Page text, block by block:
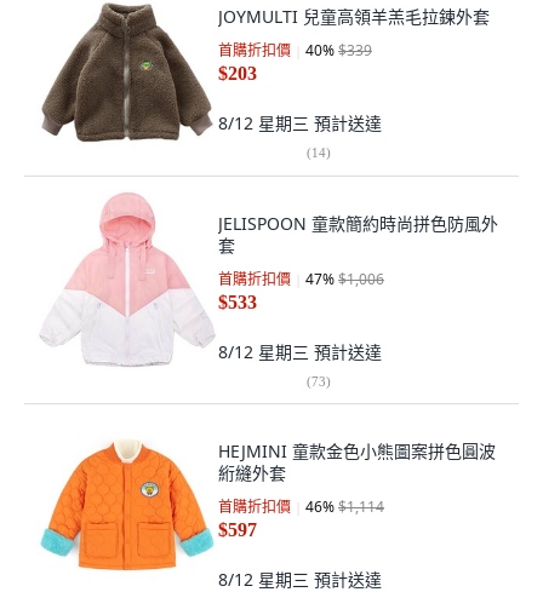
JOYMULTI 兒童高領羊羔毛拉鍊外套
首購折扣價 40%$339
$203
8/12 星期三 預計送達
(14)
JELISPOON 童款簡約時尚拼色防風外
套
首購折扣價 47%$1,006
$533
8/12 星期三 預計送達
(73)
HEJMINI 童款金色小熊圖案拼色圓波
絎縫外套
首購折扣價 46%$1,114
$597
8/12 星期三 預計送達